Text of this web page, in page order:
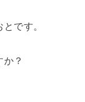
です。
？